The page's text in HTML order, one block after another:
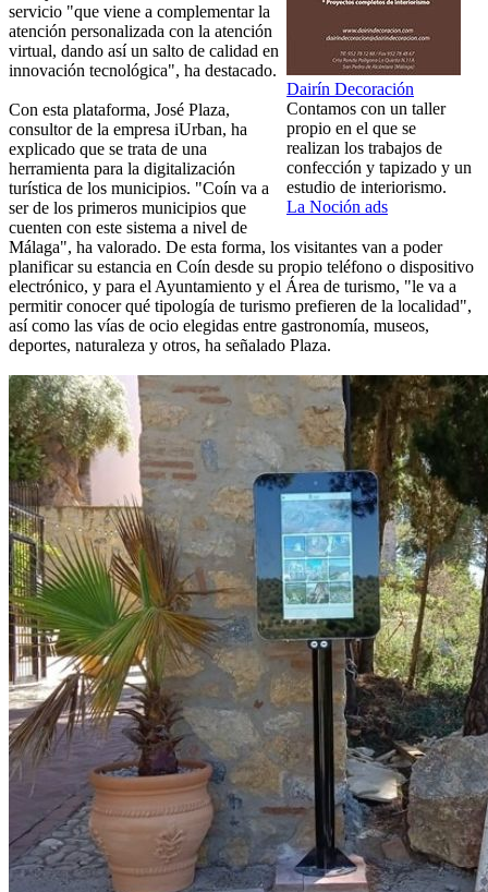
Dairín Decoración
Contamos con un taller
propio en el que se
realizan los trabajos de
confección y tapizado y un
estudio de interiorismo.
La Noción ads
servicio "que viene a complementar la
atención personalizada con la atención
virtual, dando así un salto de calidad en
innovación tecnológica", ha destacado.
Con esta plataforma, José Plaza,
consultor de la empresa iUrban, ha
explicado que se trata de una
herramienta para la digitalización
turística de los municipios. "Coín va a
ser de los primeros municipios que
cuenten con este sistema a nivel de
Málaga", ha valorado. De esta forma, los visitantes van a poder
planificar su estancia en Coín desde su propio teléfono o dispositivo
electrónico, y para el Ayuntamiento y el Área de turismo, "le va a
permitir conocer qué tipología de turismo prefieren de la localidad",
así como las vías de ocio elegidas entre gastronomía, museos,
deportes, naturaleza y otros, ha señalado Plaza.